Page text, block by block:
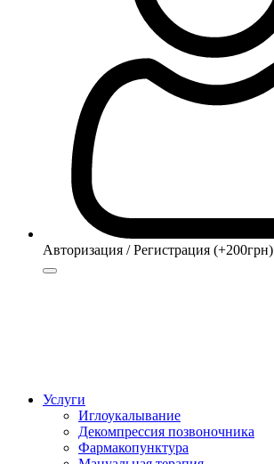
Авторизация / Регистрация (+200грн)
Услуги
Иглоукалывание
Декомпрессия позвоночника
Фармакопунктура